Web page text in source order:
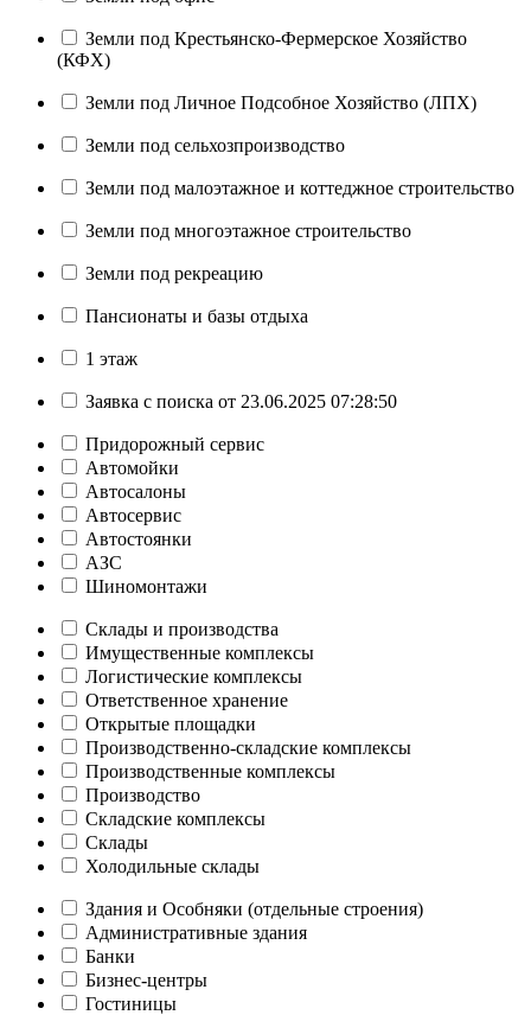
Земли под Крестьянско-Фермерское Хозяйство
(КФХ)
Земли под Личное Подсобное Хозяйство (ЛПХ)
Земли под сельхозпроизводство
Земли под малоэтажное и коттеджное строительство
Земли под многоэтажное строительство
Земли под рекреацию
Пансионаты и базы отдыха
1 этаж
Заявка с поиска от 23.06.2025 07:28:50
Придорожный сервис
Автомойки
Автосалоны
Автосервис
Автостоянки
АЗС
Шиномонтажи
Склады и производства
Имущественные комплексы
Логистические комплексы
Ответственное хранение
Открытые площадки
Производственно-складские комплексы
Производственные комплексы
Производство
Складские комплексы
Склады
Холодильные склады
Здания и Особняки (отдельные строения)
Административные здания
Банки
Бизнес-центры
Гостиницы